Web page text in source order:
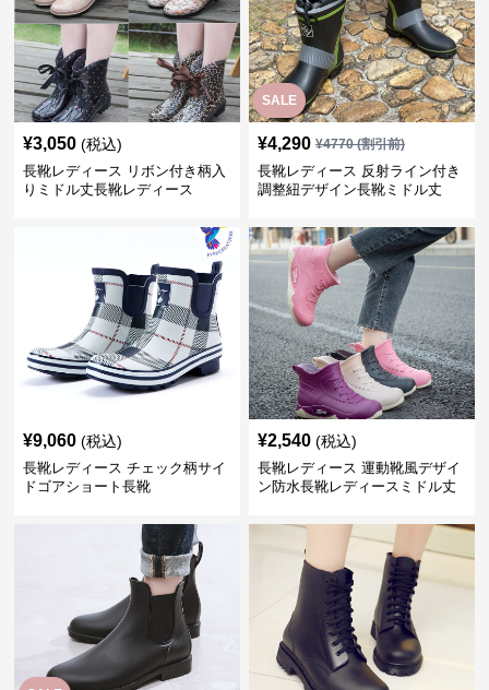
¥3,050 (税込)
長靴レディース リボン付き柄入
りミドル丈長靴レディース
SALE
¥4,290 ¥4770(割引前)
長靴レディース 反射ライン付き
調整紐デザイン長靴ミドル丈
¥9,060 (税込)
長靴レディース チェック柄サイ
ドゴアショート長靴
¥2,540 (税込)
長靴レディース 運動靴風デザイ
ン防水長靴レディースミドル丈